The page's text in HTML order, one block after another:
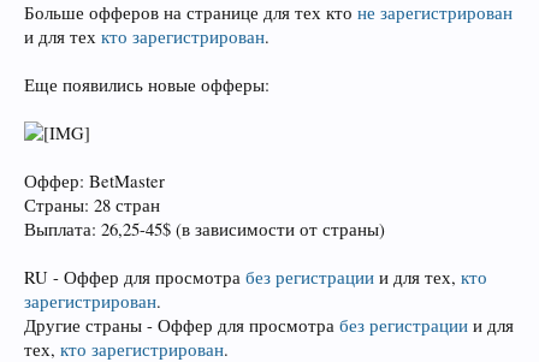
Больше офферов на странице для тех кто не зарегистрирован
и для тех кто зарегистрирован.
Еще появились новые офферы:
Оффер: BetMaster
Страны: 28 стран
Выплата: 26,25-45$ (в зависимости от страны)
RU - Оффер для просмотра без регистрации и для тех, кто
зарегистрирован.
Другие страны - Оффер для просмотра без регистрации и для
тех, кто зарегистрирован.